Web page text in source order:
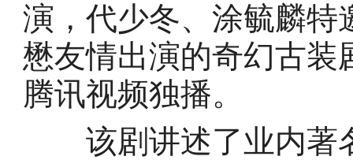
演，代少冬、涂毓麟特
懋友情出演的奇幻古装
腾讯视频独播。
该剧讲述了业内著